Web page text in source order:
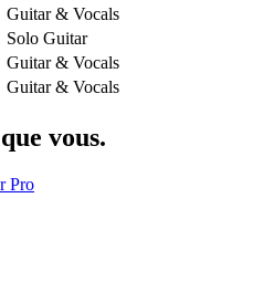
Guitar & Vocals
Solo Guitar
Guitar & Vocals
Guitar & Vocals
vous.
Pro